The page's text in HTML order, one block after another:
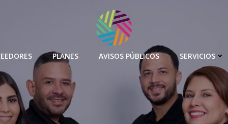
PLANES AVISOS PÚBLICOS SERVICIOS